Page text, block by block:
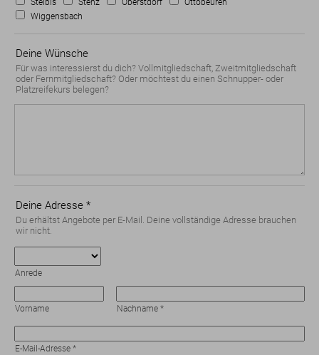
Steibis
Stenz Oberstdorf
Ottobeuren
Wiggensbach
Deine Wünsche
Für was interessierst du dich? Vollmitgliedschaft, Zweitmitgliedschaft
oder Fernmitgliedschaft? Oder möchtest du einen Schnupper- oder
Platzreifekurs belegen?
Deine Adresse *
Du erhältst Angebote per E-Mail. Deine vollständige Adresse brauchen
wir nicht.
Anrede
Vorname Nachname *
E-Mail-Adresse *